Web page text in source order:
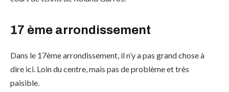
17 ème arrondissement
Dans le 17ème arrondissement, il n’y a pas grand chose à
dire ici. Loin du centre, mais pas de problème et très
paisible.